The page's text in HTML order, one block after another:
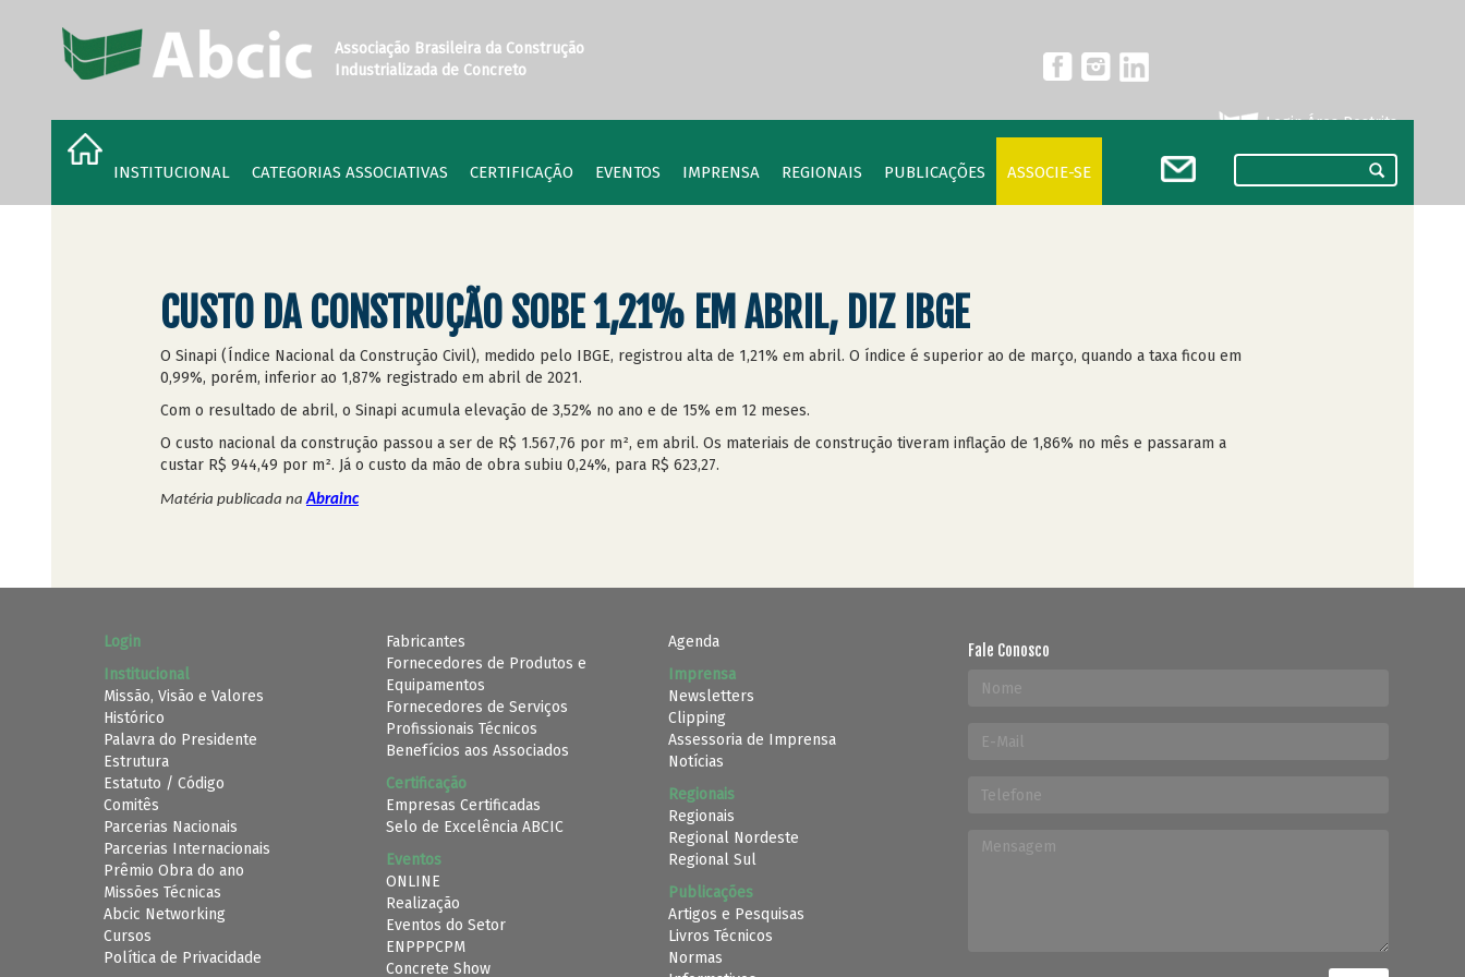
Associação Brasileira da Construção
Industrializada de Concreto
Login Área Restrita
INSTITUCIONAL CATEGORIAS ASSOCIATIVAS CERTIFICAÇÃO EVENTOS IMPRENSA REGIONAIS PUBLICAÇÕES ASSOCIE-SE
CUSTO DA CONSTRUÇÃO SOBE 1,21% EM ABRIL, DIZ IBGE
O Sinapi (Índice Nacional da Construção Civil), medido pelo IBGE, registrou alta de 1,21% em abril. O índice é superior ao de março, quando a taxa ficou em
0,99%, porém, inferior ao 1,87% registrado em abril de 2021.
Com o resultado de abril, o Sinapi acumula elevação de 3,52% no ano e de 15% em 12 meses.
O custo nacional da construção passou a ser de R$ 1.567,76 por m², em abril. Os materiais de construção tiveram inflação de 1,86% no mês e passaram a
custar R$ 944,49 por m². Já o custo da mão de obra subiu 0,24%, para R$ 623,27.
Matéria publicada naAbrainc
Login
Institucional
Missão, Visão e Valores
Histórico
Palavra do Presidente
Estrutura
Estatuto / Código
Comitês
Parcerias Nacionais
Parcerias Internacionais
Prêmio Obra do ano
Missões Técnicas
Abcic Networking
Cursos
Política de Privacidade
Fabricantes
Fornecedores de Produtos e
Equipamentos
Fornecedores de Serviços
Profissionais Técnicos
Benefícios aos Associados
Certificação
Empresas Certificadas
Selo de Excelência ABCIC
Eventos
ONLINE
Realização
Eventos do Setor
ENPPPCPM
Concrete Show
Agenda
Imprensa
Newsletters
Clipping
Assessoria de Imprensa
Notícias
Regionais
Regionais
Regional Nordeste
Regional Sul
Publicações
Artigos e Pesquisas
Livros Técnicos
Normas
Fale Conosco